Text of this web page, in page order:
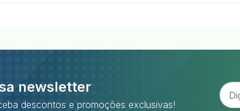
newsletter
descontos e promoções exclusivas!